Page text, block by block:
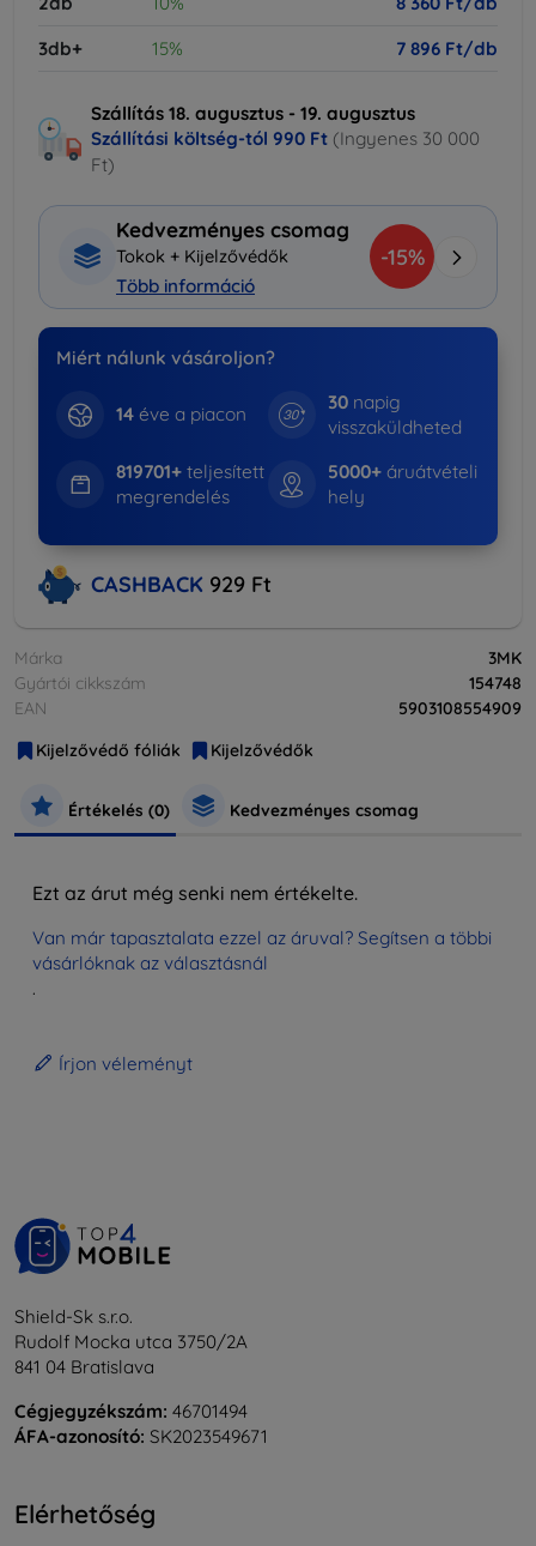
3db+
15% 7 896 Ft/db
Szállítás 18. augusztus - 19. augusztus
Szállítási költség-tól 990 Ft (Ingyenes 30 000
Ft)
Kedvezményes csomag
Tokok + Kijelzővédők
Több információ
-15%
Miért nálunk vásároljon?
14éve a piacon
30 napig
visszaküldheted
819701+teljesített
megrendelés
5000+ áruátvételi
hely
CASHBACK 929 Ft
Márka
3MK
Gyártói cikkszám
154748
EAN
5903108554909
Kijelzővédő fóliák
Kijelzővédők
Értékelés (0) Kedvezményes csomag
Ezt az árut még senki nem értékelte.
Van már tapasztalata ezzel az áruval? Segítsen a többi
vásárlóknak az választásnál
.
Írjon véleményt
Shield-Sk s.r.o.
Rudolf Mocka utca 3750/2A
841 04 Bratislava
Cégjegyzékszám: 46701494
ÁFA-azonosító: SK2023549671
Elérhetőség